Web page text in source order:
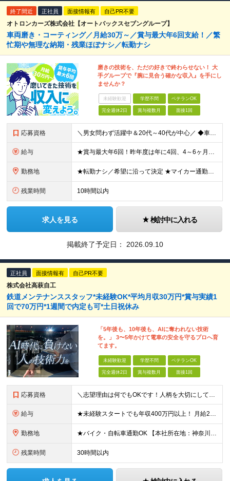
終了間近 正社員 面接情報有 自己PR不要
オトロンカーズ株式会社【オートバックスセブングループ】
車両磨き・コーティング／月給30万～／賞与最大年6回支給！／繁
忙期や無理な納期・残業ほぼナシ／転勤ナシ
磨きの技術を、ただの好きで終わらせない！ 大
手グループで『腕に見合う確かな収入』を手にし
ませんか？
未経験歓迎 学歴不問 ベテランOK
完全週休2日 賞与複数月 面接1回
応募資格 ＼男女問わず活躍中＆20代～40代が中心／ ◆車両磨き、またはカーコーティングの経験が3年以上ある方 （アルバイトでの経験や、ブランクがある方も大歓迎！） ◆普通自動車運転免許 ※学歴不問 ～このよ
給与 ★賞与最大年6回！昨年度は年に4回、4～6ヶ月分支給 ★昇給年2回（昇給者率毎年80％以上） ★入社時の想定年収450万円～年収570万円 ■月給30万円以上＋賞与年2回（業績に応じて年4～6回支給
勤務地 ★転勤ナシ／希望に沿って決定 ★マイカー通勤OK／駐車場完備 ★U・Iターン歓迎 ◆盛岡店 岩手県盛岡市西松園1-1-4 ◆羽生ファクトリー 埼玉県羽生市北荻島845-1 ◆大垣ファクトリー 岐
残業時間 10時間以内
求人を見る 検討中に入れる
掲載終了予定日： 2026.09.10
正社員 面接情報有 自己PR不要
株式会社高萩自工
鉄道メンテナンススタッフ*未経験OK*平均月収30万円*賞与実績1
回で70万円*1週間で内定も可*土日祝休み
「5年後も、10年後も、AIに奪われない技術
を。」 3〜5年かけて電車の安全を守るプロへ育
てます。
未経験歓迎 学歴不問 ベテランOK
完全週休2日 賞与複数月 面接1回
応募資格 ＼志望理由は何でもOKです！人柄を大切にしています／ ■未経験歓迎 ■学歴不問 ■要普通自動車免許（AT限定不可） ★今回は2名以上の同時募集！同期とともに成長できる環境です
給与 ★未経験スタートでも年収400万円以上！ 月給27万円＋賞与年2回＋交通費＋各種手当 ※経験・能力を考慮の上、決定します ※1日あたり実働7.5時間を超え、8時間までの法定内残業手当0.5時間×20
勤務地 ★バイク・自転車通勤OK 【本社所在地：神奈川】 神奈川県川崎市川崎区日ノ出1-16-21 ※（変更の範囲）上記を除く当社関連勤務地 【出張も仕事の楽しみの1つ！？】 向上心のある社員は、メンテ
残業時間 30時間以内